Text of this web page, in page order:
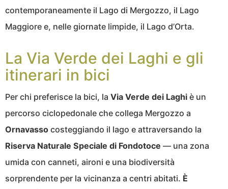
contemporaneamente il Lago di Mergozzo, il Lago
Maggiore e, nelle giornate limpide, il Lago d’Orta.
La Via Verde dei Laghi e gli
itinerari in bici
Per chi preferisce la bici, la Via Verde dei Laghi è un
percorso ciclopedonale che collega Mergozzo a
Ornavasso costeggiando il lago e attraversando la
Riserva Naturale Speciale di Fondotoce — una zona
umida con canneti, aironi e una biodiversità
sorprendente per la vicinanza a centri abitati. È